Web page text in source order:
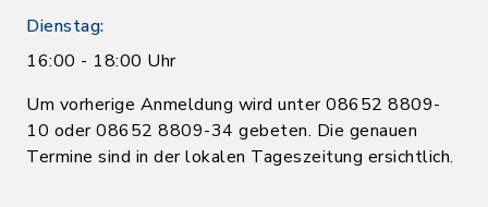
Dienstag:
16:00 - 18:00 Uhr
Um vorherige Anmeldung wird unter 08652 8809-
10 oder 08652 8809-34 gebeten. Die genauen
Termine sind in der lokalen Tageszeitung ersichtlich.